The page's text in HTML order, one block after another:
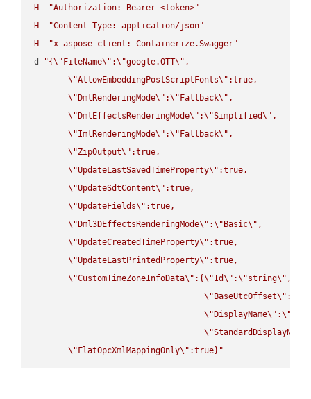
- H
"Authorization: Bearer <token>"
- H
"Content-Type: application/json"
- H
"x-aspose-client: Containerize.Swagger"
-d "{\" FileName\" :\"google.OTT\" ,
\"AllowEmbeddingPostScriptFonts\" :true,
\" DmlRenderingMode\" :\" Fallback\" ,
\" DmlEffectsRenderingMode\" :\"Simplified\" ,
\"ImlRenderingMode\" :\" Fallback\" ,
\"ZipOutput\" :true,
\"UpdateLastSavedTimeProperty\" :true,
\"UpdateSdtContent\" :true,
\"UpdateFields\" :true,
\" Dml3DEffectsRenderingMode\" :\" Basic\" ,
\"UpdateCreatedTimeProperty\" :true,
\"UpdateLastPrintedProperty\" :true,
\"CustomTimeZoneInfoData\" :{\"Id\" :\"string\" ,
\" BaseUtcOffset\" :
\" DisplayName\" :\"
\"StandardDisplayName
\" FlatOpcXmlMappingOnly\" :true}"